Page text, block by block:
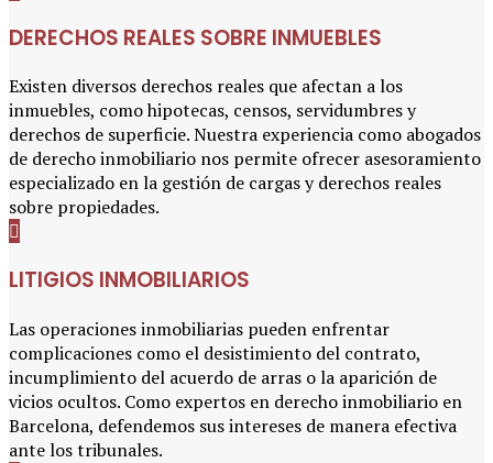
DERECHOS REALES SOBRE INMUEBLES
Existen diversos derechos reales que afectan a los
inmuebles, como hipotecas, censos, servidumbres y
derechos de superficie. Nuestra experiencia como abogados
de derecho inmobiliario nos permite ofrecer asesoramiento
especializado en la gestión de cargas y derechos reales
sobre propiedades.
LITIGIOS INMOBILIARIOS
Las operaciones inmobiliarias pueden enfrentar
complicaciones como el desistimiento del contrato,
incumplimiento del acuerdo de arras o la aparición de
vicios ocultos. Como expertos en derecho inmobiliario en
Barcelona, defendemos sus intereses de manera efectiva
ante los tribunales.